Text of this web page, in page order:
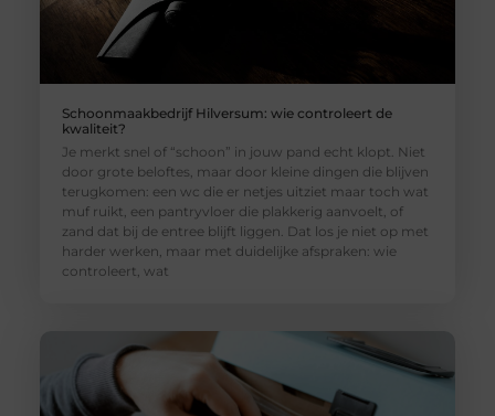
Schoonmaakbedrijf Hilversum: wie controleert de
kwaliteit?
Je merkt snel of “schoon” in jouw pand echt klopt. Niet
door grote beloftes, maar door kleine dingen die blijven
terugkomen: een wc die er netjes uitziet maar toch wat
muf ruikt, een pantryvloer die plakkerig aanvoelt, of
zand dat bij de entree blijft liggen. Dat los je niet op met
harder werken, maar met duidelijke afspraken: wie
controleert, wat